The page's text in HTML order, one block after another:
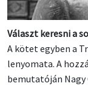
Választ keresni a
A kötet egyben a
lenyomata. A
bemutatóján Nagy